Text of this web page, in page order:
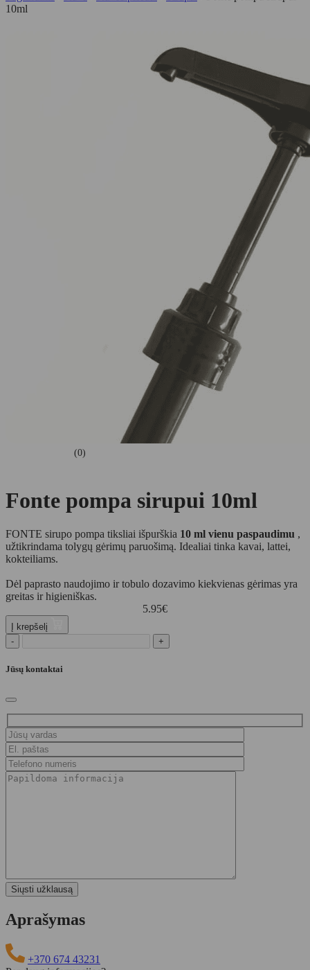
10ml
(0)
Fonte pompa sirupui 10ml
FONTE sirupo pompa tiksliai išpurškia 10 ml vienu paspaudimu ,
užtikrindama tolygų gėrimų paruošimą. Idealiai tinka kavai, lattei,
kokteiliams.
Dėl paprasto naudojimo ir tobulo dozavimo kiekvienas gėrimas yra
greitas ir higieniškas.
5.95€
Į krepšelį
-
+
Jūsų kontaktai
Aprašymas
+370 674 43231